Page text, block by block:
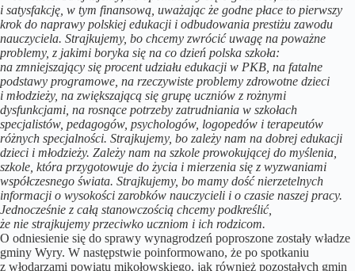
i satysfakcję, w tym finansową, uważając że godne płace to pierwszy
krok do naprawy polskiej edukacji i odbudowania prestiżu zawodu
nauczyciela. Strajkujemy, bo chcemy zwrócić uwagę na poważne
problemy, z jakimi boryka się na co dzień polska szkoła:
na zmniejszający się procent udziału edukacji w PKB, na fatalne
podstawy programowe, na rzeczywiste problemy zdrowotne dzieci
i młodzieży, na zwiększającą się grupę uczniów z rożnymi
dysfunkcjami, na rosnące potrzeby zatrudniania w szkołach
specjalistów, pedagogów, psychologów, logopedów i terapeutów
różnych specjalności. Strajkujemy, bo zależy nam na dobrej edukacji
dzieci i młodzieży. Zależy nam na szkole prowokującej do myślenia,
szkole, która przygotowuje do życia i mierzenia się z wyzwaniami
współczesnego świata. Strajkujemy, bo mamy dość nierzetelnych
informacji o wysokości zarobków nauczycieli i o czasie naszej pracy.
Jednocześnie z całą stanowczością chcemy podkreślić,
że nie strajkujemy przeciwko uczniom i ich rodzicom.
O odniesienie się do sprawy wynagrodzeń poproszone zostały władze
gminy Wyry. W następstwie poinformowano, że po spotkaniu
z włodarzami powiatu mikołowskiego, jak również pozostałych gmin